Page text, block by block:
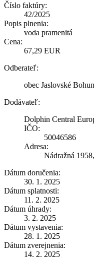
Číslo faktúry:
42/2025
Popis plnenia:
voda pramenitá
Cena:
67,29 EUR
Odberateľ:
obec Jaslovské
Dodávateľ:
Dolphin Central
IČO:
50046586
Adresa:
Nádražná
Dátum doručenia:
30. 1. 2025
Dátum splatnosti:
11. 2. 2025
Dátum úhrady:
3. 2. 2025
Dátum vystavenia:
28. 1. 2025
Dátum zverejnenia:
14. 2. 2025